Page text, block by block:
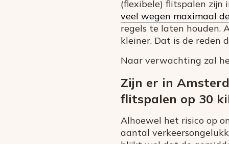
(flexibele) flitspalen zijn
veel wegen maximaal
regels te laten houden.
kleiner. Dat is de reden
Naar verwachting zal
Zijn er in
flitspalen op 30
Alhoewel het risico op
aantal